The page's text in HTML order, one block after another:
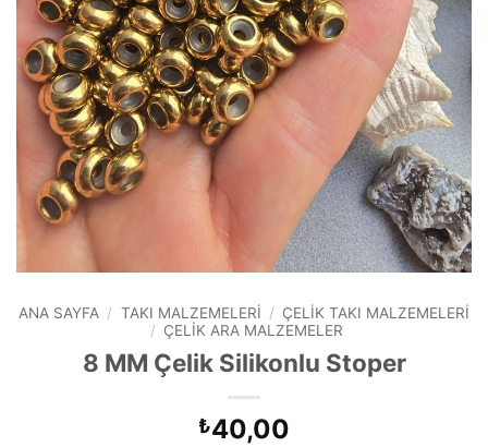
ANA SAYFA / TAKI MALZEMELERI / ÇELIK TAKI MALZEMELERI
/ ÇELIK ARA MALZEMELER
8 MM Çelik Silikonlu Stoper
₺40,00